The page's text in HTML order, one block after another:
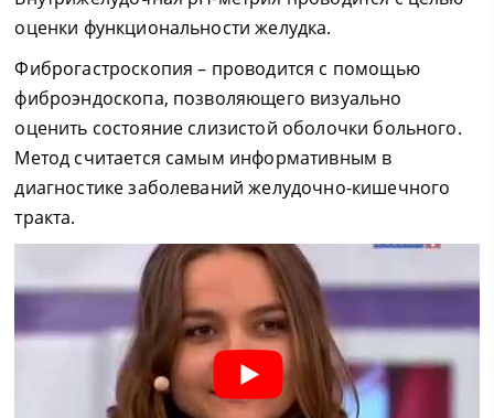
оценки функциональности желудка.
Фиброгастроскопия – проводится с помощью
фиброэндоскопа, позволяющего визуально
оценить состояние слизистой оболочки больного.
Метод считается самым информативным в
диагностике заболеваний желудочно-кишечного
тракта.